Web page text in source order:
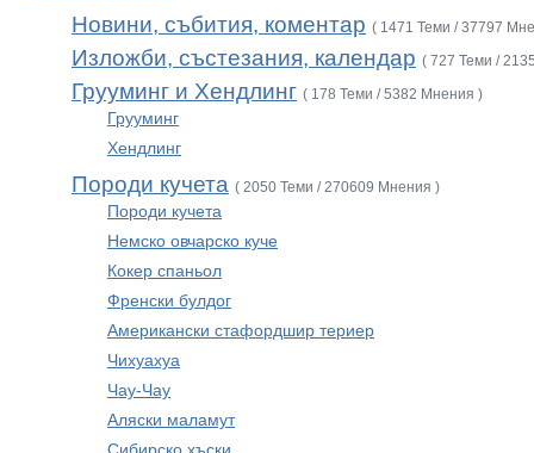
Новини, събития, коментар ( 1471 Теми / 37797
Изложби, състезания, календар ( 727 Теми /
Грууминг и Хендлинг ( 178 Теми / 5382 Мнения )
Грууминг
Хендлинг
Породи кучета ( 2050 Теми / 270609 Мнения )
Породи кучета
Немско овчарско куче
Кокер спаньол
Френски булдог
Американски стафордшир териер
Чихуахуа
Чау-Чау
Аляски маламут